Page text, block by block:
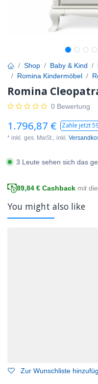
Shop Baby & Kind
Romina Kindermöbel
Romina
0 Bewertung
1.796,87 € Zahle jetzt
* inkl. ges. MwSt., inkl.
3 Leute sehen sich das
89,84 € Cashback mit
You might also like
Zur Wunschliste